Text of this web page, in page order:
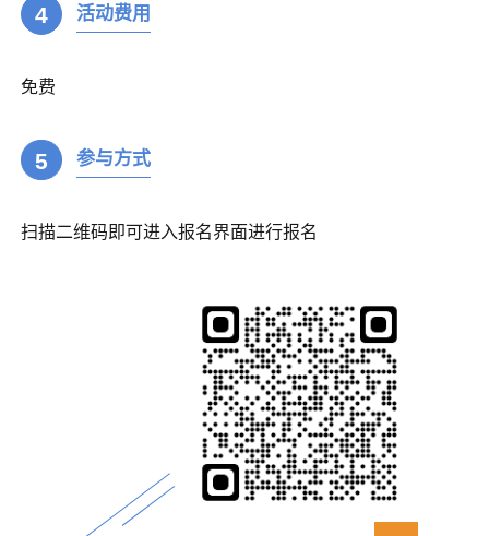
4 活动费用
免费
5 参与方式
扫描二维码即可进入报名界面进行报名